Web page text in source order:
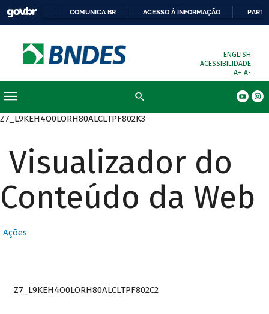
COMUNICA BR ACESSO À INFORMAÇÃO
ENGLISH
ACESSIBILIDADE
A+ A-
Z7_L9KEH4O0LORH80ALCLTPF802K3
Visualizador do
Conteúdo da Web
Ações
Z7_L9KEH4O0LORH80ALCLTPF802C2